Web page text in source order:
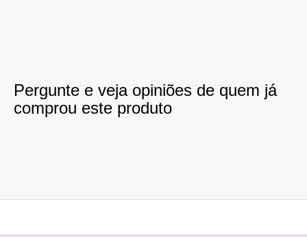
Pergunte e veja opiniões de quem já
comprou este produto